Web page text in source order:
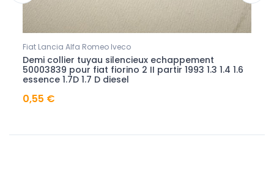
Fiat Lancia Alfa Romeo Iveco
Demi collier tuyau silencieux echappement
50003839 pour fiat fiorino 2 II partir 1993 1.3 1.4 1.6
essence 1.7D 1.7 D diesel
0,55 €